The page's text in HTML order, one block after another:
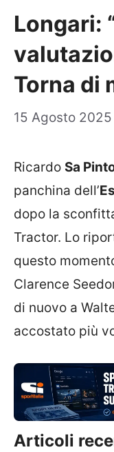
Longari:
Torna di
15 Agosto 2025
Ricardo Sa
panchina dell’
dopo la
Tractor. Lo
questo
Clarence
di nuovo a
accostato più
Articoli